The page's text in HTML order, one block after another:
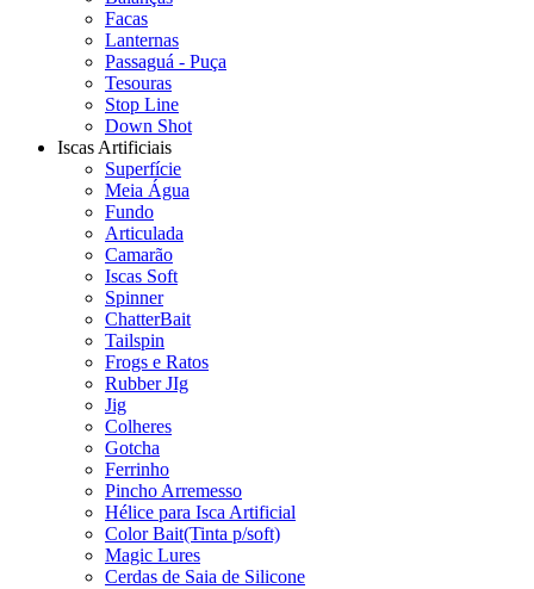
Facas
Lanternas
Passaguá - Puça
Tesouras
Stop Line
Down Shot
Iscas Artificiais
Superfície
Meia Água
Fundo
Articulada
Camarão
Iscas Soft
Spinner
ChatterBait
Tailspin
Frogs e Ratos
Rubber JIg
Jig
Colheres
Gotcha
Ferrinho
Pincho Arremesso
Hélice para Isca Artificial
Color Bait(Tinta p/soft)
Magic Lures
Cerdas de Saia de Silicone